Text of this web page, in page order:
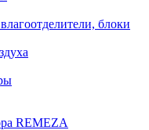
блоки
REMEZA